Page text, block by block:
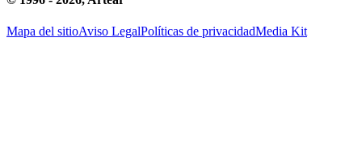
Mapa del sitioAviso LegalPolíticas de privacidadMedia Kit